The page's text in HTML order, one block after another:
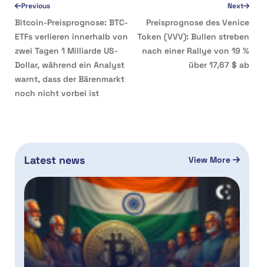
Previous
Bitcoin-Preisprognose: BTC-
ETFs verlieren innerhalb von
zwei Tagen 1 Milliarde US-
Dollar, während ein Analyst
warnt, dass der Bärenmarkt
noch nicht vorbei ist
Next
Preisprognose des Venice
Token (VVV): Bullen streben
nach einer Rallye von 19 %
über 17,67 $ ab
Latest news View More